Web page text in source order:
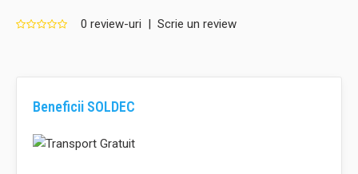
0 review-uri | Scrie un review
Beneficii SOLDEC